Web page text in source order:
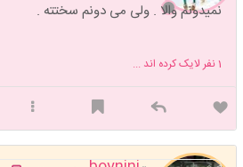
نمیدونم والا . ولی می دونم سختته .
1نفر لایک کرده اند ...